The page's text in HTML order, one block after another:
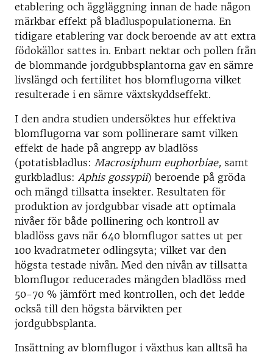
etablering och äggläggning innan de hade någon
märkbar effekt på bladluspopulationerna. En
tidigare etablering var dock beroende av att extra
födokällor sattes in. Enbart nektar och pollen från
de blommande jordgubbsplantorna gav en sämre
livslängd och fertilitet hos blomflugorna vilket
resulterade i en sämre växtskyddseffekt.
I den andra studien undersöktes hur effektiva
blomflugorna var som pollinerare samt vilken
effekt de hade på angrepp av bladlöss
(potatisbladlus: Macrosiphum euphorbiae, samt
gurkbladlus: Aphis gossypii) beroende på gröda
och mängd tillsatta insekter. Resultaten för
produktion av jordgubbar visade att optimala
nivåer för både pollinering och kontroll av
bladlöss gavs när 640 blomflugor sattes ut per
100 kvadratmeter odlingsyta; vilket var den
högsta testade nivån. Med den nivån av tillsatta
blomflugor reducerades mängden bladlöss med
50-70 % jämfört med kontrollen, och det ledde
också till den högsta bärvikten per
jordgubbsplanta.
Insättning av blomflugor i växthus kan alltså ha